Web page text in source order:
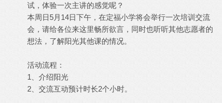
试，体验一次主讲的感觉呢？
本周日5月14日下午，在定福小学将会举行一次培训交流
会，请给各位来这里畅所欲言，同时也听听其他志愿者的
想法，了解阳光其他课的情况。
活动流程：
1、介绍阳光
2、交流互动预计时长2个小时。